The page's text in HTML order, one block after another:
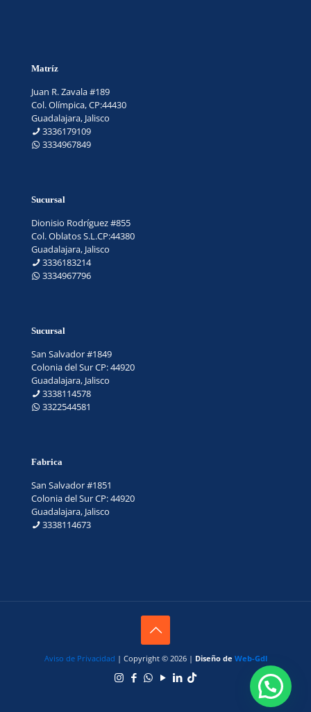
Matríz
Juan R. Zavala #189
Col. Olímpica, CP:44430
Guadalajara, Jalisco
3336179109
3334967849
Sucursal
Dionisio Rodríguez #855
Col. Oblatos S.L.CP:44380
Guadalajara, Jalisco
3336183214
3334967796
Sucursal
San Salvador #1849
Colonia del Sur CP: 44920
Guadalajara, Jalisco
3338114578
3322544581
Fabrica
San Salvador #1851
Colonia del Sur CP: 44920
Guadalajara, Jalisco
3338114673
Aviso de Privacidad | Copyright © 2026 | Diseño de Web-Gdl